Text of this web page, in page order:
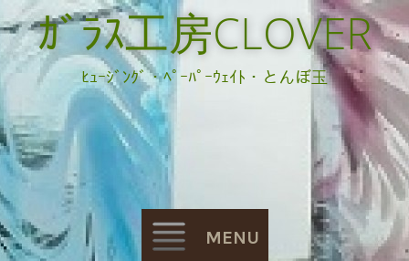
ｶﾞﾗｽ工房CLOVER
ﾋｭｰｼﾞﾝｸﾞ・ﾍﾟｰﾊﾟｰｳｪｲﾄ・とんぼ玉
MENU